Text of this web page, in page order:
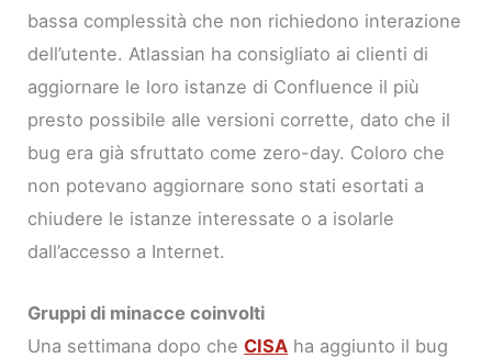
bassa complessità che non richiedono interazione
dell’utente. Atlassian ha consigliato ai clienti di
aggiornare le loro istanze di Confluence il più
presto possibile alle versioni corrette, dato che il
bug era già sfruttato come zero-day. Coloro che
non potevano aggiornare sono stati esortati a
chiudere le istanze interessate o a isolarle
dall’accesso a Internet.
Gruppi di minacce coinvolti
Una settimana dopo cheCISA ha aggiunto il bug